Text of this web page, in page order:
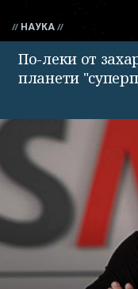
НАУКА
По-леки от
планети